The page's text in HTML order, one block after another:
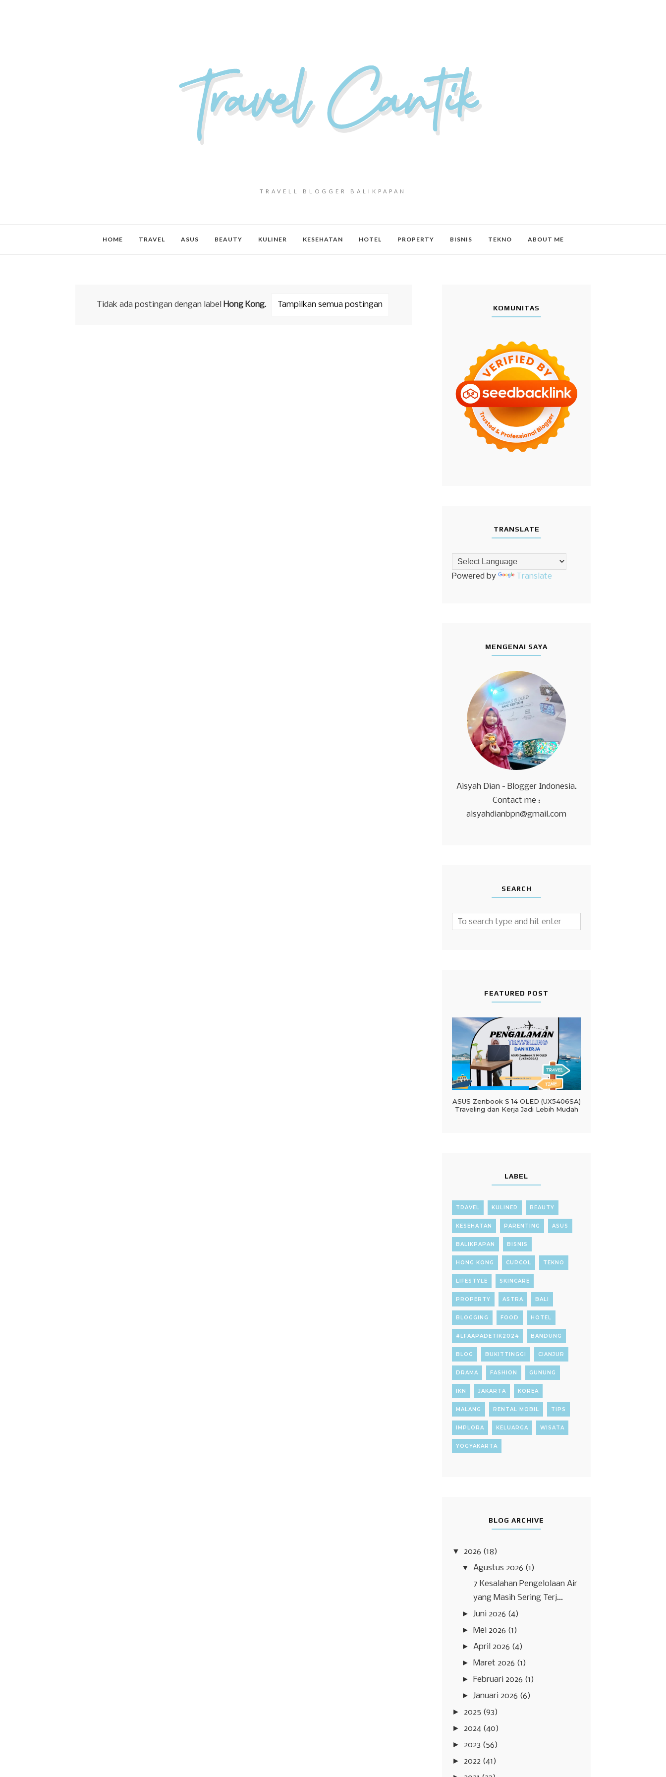
TRAVELL BLOGGER BALIKPAPAN
HOME TRAVEL ASUS BEAUTY KULINER KESEHATAN HOTEL PROPERTY BISNIS TEKNO ABOUT ME
Tidak ada postingan dengan label Hong Kong. Tampilkan semua postingan KOMUNITAS
TRANSLATE
Powered by Translate
MENGENAI SAYA
Aisyah Dian - Blogger Indonesia.
Contact me :
aisyahdianbpn@gmail.com
SEARCH
FEATURED POST
ASUS Zenbook S 14 OLED (UX5406SA)
Traveling dan Kerja Jadi Lebih Mudah
LABEL
TRAVEL KULINER BEAUTY
KESEHATAN PARENTING ASUS
BALIKPAPAN BISNIS
HONG KONG CURCOL TEKNO
LIFESTYLE SKINCARE
PROPERTY ASTRA BALI
BLOGGING FOOD HOTEL
#LFAAPADETIK2024 BANDUNG
BLOG BUKITTINGGI CIANJUR
DRAMA FASHION GUNUNG
IKN JAKARTA KOREA
MALANG RENTAL MOBIL TIPS
IMPLORA KELUARGA WISATA
YOGYAKARTA
BLOG ARCHIVE
▼ 2026 (18)
▼ Agustus 2026 (1)
7 Kesalahan Pengelolaan Air
yang Masih Sering Terj...
► Juni 2026 (4)
► Mei 2026 (1)
► April 2026 (4)
► Maret 2026 (1)
► Februari 2026 (1)
► Januari 2026 (6)
► 2025 (93)
► 2024 (40)
► 2023 (56)
► 2022 (41)